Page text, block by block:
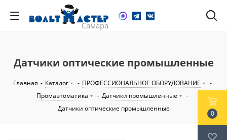
Датчики оптические промышленные
Главная - Каталог - ПРОФЕССИОНАЛЬНОЕ ОБОРУДОВАНИЕ
-
Промавтоматика
- Датчики промышленные
-
Датчики оптические промышленные
0